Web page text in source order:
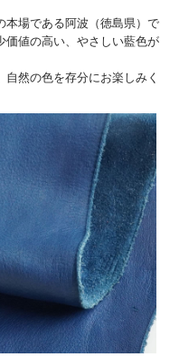
本場である阿波（徳島県）で
価値の高い、やさしい藍色が
然の色を存分にお楽しみく